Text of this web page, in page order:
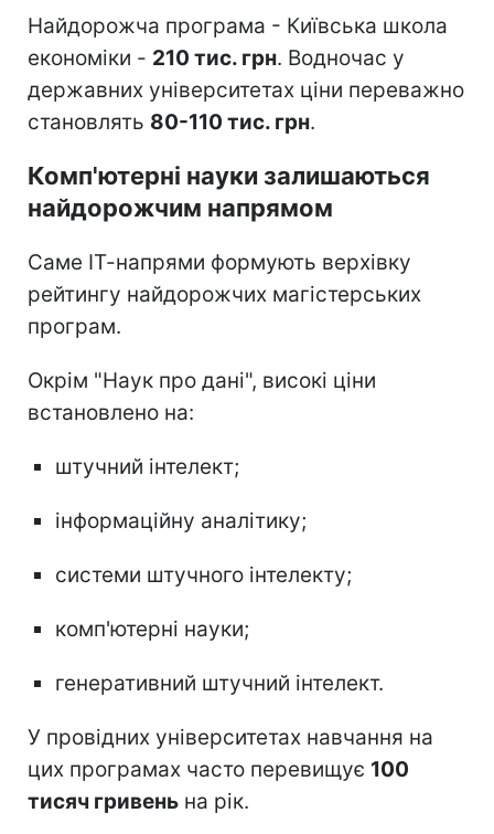
Найдорожча програма - Київська школа
економіки - 210 тис. грн. Водночас у
державних університетах ціни переважно
становлять 80-110 тис. грн.
Комп'ютерні науки залишаються
найдорожчим напрямом
Саме ІТ-напрями формують верхівку
рейтингу найдорожчих магістерських
програм.
Окрім "Наук про дані", високі ціни
встановлено на:
штучний інтелект;
інформаційну аналітику;
системи штучного інтелекту;
комп'ютерні науки;
генеративний штучний інтелект.
У провідних університетах навчання на
цих програмах часто перевищує 100
тисяч гривень на рік.